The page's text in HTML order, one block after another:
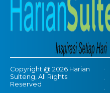
Copyright @ 2026 Harian
Sulteng, All Rights
Reserved